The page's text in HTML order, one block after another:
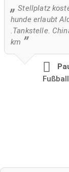
Stellplatz
hunde erlaubt
.Tankstelle.
km